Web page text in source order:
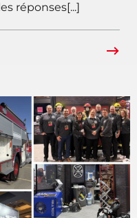
réponses[...]